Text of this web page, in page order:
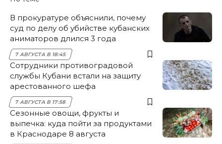
В прокуратуре объяснили, почему
суд по делу об убийстве кубанских
аниматоров длился 3 года
7 АВГУСТА В 18:45
Сотрудники противоградовой
службы Кубани встали на защиту
арестованного шефа
7 АВГУСТА В 17:58
Сезонные овощи, фрукты и
выпечка: куда пойти за продуктами
в Краснодаре 8 августа